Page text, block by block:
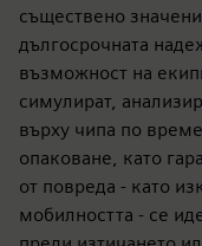
съществено
дългосрочната
възможност на
симулират,
върху чипа по
опаковане, като
от повреда - като
мобилността - се